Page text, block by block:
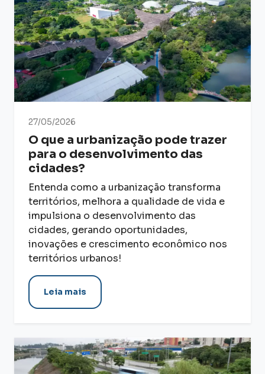
27/05/2026
O que a urbanização pode trazer
para o desenvolvimento das
cidades?
Entenda como a urbanização transforma
territórios, melhora a qualidade de vida e
impulsiona o desenvolvimento das
cidades, gerando oportunidades,
inovações e crescimento econômico nos
territórios urbanos!
Leia mais